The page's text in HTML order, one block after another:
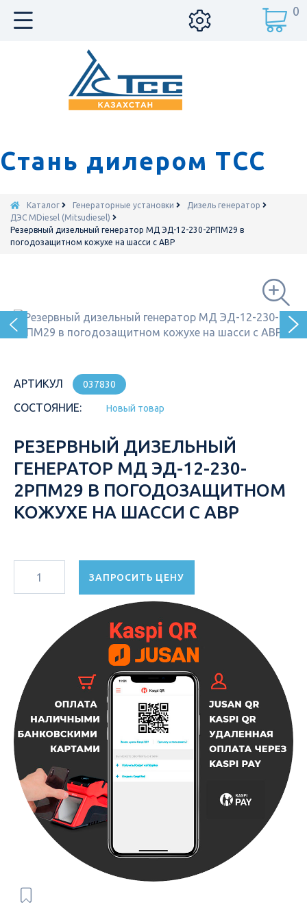
Стань дилером ТСС
0
Каталог Генераторные установки
Дизель генератор
ДЭС MDiesel (Mitsudiesel)
Резервный дизельный генератор МД ЭД-12-230-2РПМ29 в
погодозащитном кожухе на шасси с АВР
АРТИКУЛ 037830
СОСТОЯНИЕ: Новый товар
РЕЗЕРВНЫЙ ДИЗЕЛЬНЫЙ
ГЕНЕРАТОР МД ЭД-12-230-
2РПМ29 В ПОГОДОЗАЩИТНОМ
КОЖУХЕ НА ШАССИ С АВР
ЗАПРОСИТЬ ЦЕНУ